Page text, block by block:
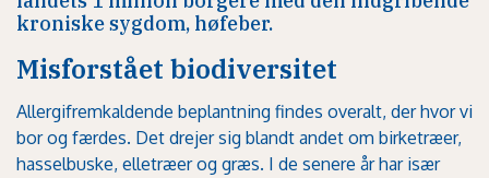
kroniske sygdom, høfeber.
Misforstået biodiversitet
Allergifremkaldende beplantning findes overalt, der hvor vi
bor og færdes. Det drejer sig blandt andet om birketræer,
hasselbuske, elletræer og græs. I de senere år har især